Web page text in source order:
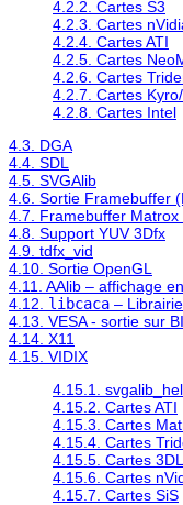
4.2.2. Cartes S3
4.2.3. Cartes
4.2.4. Cartes ATI
4.2.5. Cartes
4.2.6. Cartes
4.2.7. Cartes
4.2.8. Cartes Intel
4.3. DGA
4.4. SDL
4.5. SVGAlib
4.6. Sortie Framebuffer
4.7. Framebuffer Matrox
4.8. Support YUV 3Dfx
4.9. tdfx_vid
4.10. Sortie OpenGL
4.11. AAlib – affichage
4.12. libcaca –
4.13. VESA - sortie sur
4.14. X11
4.15. VIDIX
4.15.1.
4.15.2. Cartes ATI
4.15.3. Cartes
4.15.4. Cartes
4.15.5. Cartes
4.15.6. Cartes
4.15.7. Cartes SiS